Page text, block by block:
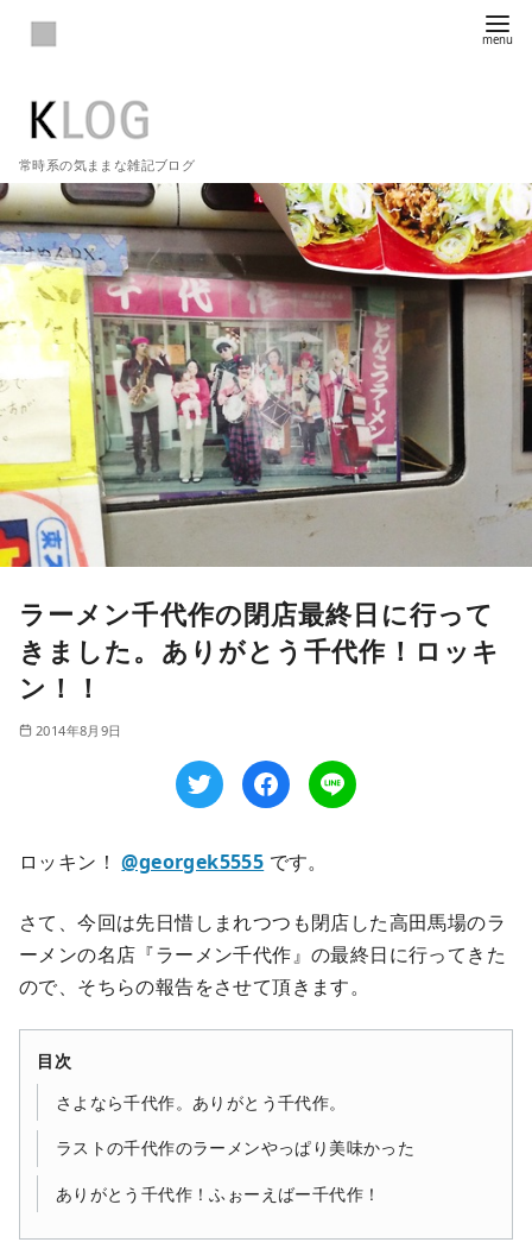
常時系の気ままな雑記ブログ
ラーメン千代作の閉店最終日に行って
きました。ありがとう千代作！ロッキ
ン！！
2014年8月9日
ロッキン！@georgek5555 です。
さて、今回は先日惜しまれつつも閉店した高田馬場のラ
ーメンの名店『ラーメン千代作』の最終日に行ってきた
ので、そちらの報告をさせて頂きます。
目次
さよなら千代作。ありがとう千代作。
ラストの千代作のラーメンやっぱり美味かった
ありがとう千代作！ふぉーえばー千代作！